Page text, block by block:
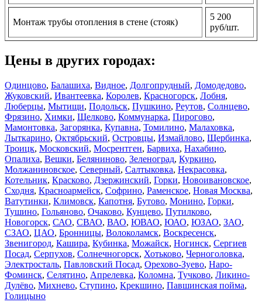
Монтаж трубы отопления в стене (стояк)
5 200
руб/шт.
Цены в других городах:
Одинцово, Балашиха, Видное, Долгопрудный, Домодедово,
Жуковский, Ивантеевка, Королев, Красногорск, Лобня,
Люберцы, Мытищи, Подольск, Пушкино, Реутов, Солнцево,
Фрязино, Химки, Щелково, Коммунарка, Пирогово,
Мамонтовка, Загорянка, Купавна, Томилино, Малаховка,
Лыткарино, Октябрьский, Островцы, Измайлово, Щербинка,
Троицк, Московский, Мосрентген, Барвиха, Нахабино,
Опалиха, Вешки, Беляниново, Зеленоград, Куркино,
Молжаниновское, Северный, Салтыковка, Некрасовка,
Котельник, Красково, Дзержинский, Горки, Новоивановское,
Сходня, Красноармейск, Софрино, Раменское, Новая Москва,
Ватутинки, Климовск, Капотня, Бутово, Монино, Горки,
Тушино, Гольяново, Очаково, Кунцево, Путилково,
Новогорск, САО, СВАО, ВАО, ЮВАО, ЮАО, ЮЗАО, ЗАО,
СЗАО, ЦАО, Бронницы, Волоколамск, Воскресенск,
Звенигород, Кашира, Кубинка, Можайск, Ногинск, Сергиев
Посад, Серпухов, Солнечногорск, Хотьково, Черноголовка,
Электросталь, Павловский Посад, Орехово-Зуево, Наро-
Фоминск, Селятино, Апрелевка, Коломна, Тучково, Ликино-
Дулёво, Михнево, Ступино, Крекшино, Павшинская пойма,
Голицыно